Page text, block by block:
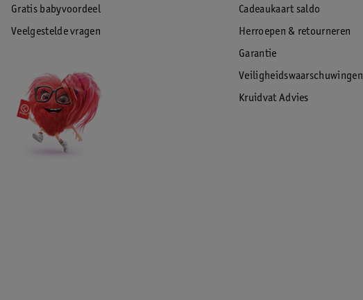
Gratis babyvoordeel
Veelgestelde vragen
Cadeaukaart saldo
Herroepen & retourneren
Garantie
Veiligheidswaarschuwingen
Kruidvat Advies